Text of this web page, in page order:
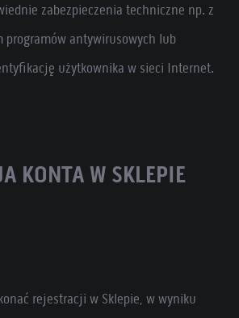
zabezpieczenia techniczne np. z
programów antywirusowych lub
użytkownika w sieci Internet.
KONTA W SKLEPIE
rejestracji w Sklepie, w wyniku